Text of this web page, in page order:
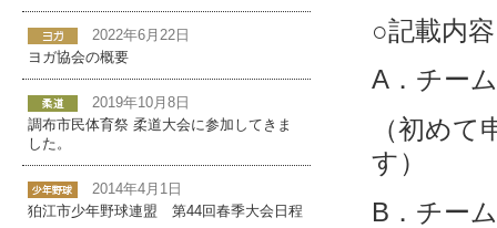
○記載内容
A．チー
（初め
す）
B．チー
2022年6月22日
ヨガ協会の概要
2019年10月8日
調布市民体育祭 柔道大会に参加してきま
した。
2014年4月1日
狛江市少年野球連盟 第44回春季大会日程